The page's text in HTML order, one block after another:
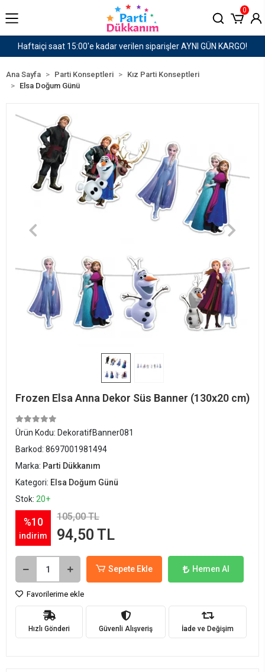
KARGO! 1500 TL ve Üzeri Kargo Ücretsiz!
0
Ana Sayfa Parti Konseptleri
Kız Parti Konseptleri
Elsa Doğum Günü
Frozen Elsa Anna Dekor Süs Banner (130x20 cm)
Ürün Kodu: DekoratifBanner081
Barkod: 8697001981494
Marka: Parti Dükkanım
Kategori: Elsa Doğum Günü
Stok: 20+
%10
indirim
105,00 TL
94,50 TL
Sepete Ekle Hemen Al
Favorilerime ekle
Hızlı Gönderi Güvenli Alışveriş İade ve Değişim